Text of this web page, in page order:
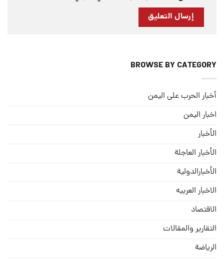
BROWSE BY CATEGORY
أخبار الحرب على اليمن
اخبار اليمن
الأخبار
الأخبار العاجلة
الأخبارالدولية
الاخبار العربيه
الاقتصاد
التقارير والمقالات
الریاضة